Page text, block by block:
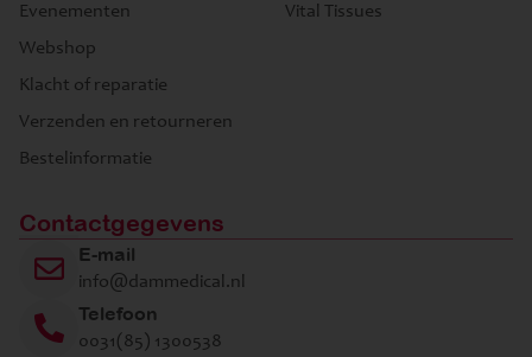
Evenementen
Webshop
Klacht of reparatie
Verzenden en retourneren
Bestelinformatie
Vital Tissues
Contactgegevens
E-mail
info@dammedical.nl
Telefoon
0031(85) 1300538